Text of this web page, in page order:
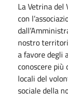
La Vetrina del
con
nostro
a favore degli
conoscere più
locali del
sociale della